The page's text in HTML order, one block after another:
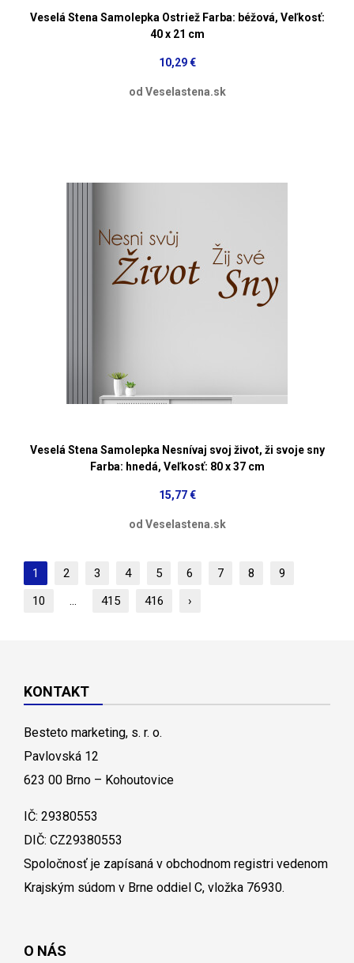
Veselá Stena Samolepka Ostriež Farba: béžová, Veľkosť:
40 x 21 cm
10,29 €
od Veselastena.sk
Veselá Stena Samolepka Nesnívaj svoj život, ži svoje sny
Farba: hnedá, Veľkosť: 80 x 37 cm
15,77 €
od Veselastena.sk
1 2 3 4 5 6 7 8
9
10
... 415 416 ›
KONTAKT
Besteto marketing, s. r. o.
Pavlovská 12
623 00 Brno – Kohoutovice
IČ: 29380553
DIČ: CZ29380553
Spoločnosť je zapísaná v obchodnom registri vedenom
Krajským súdom v Brne oddiel C, vložka 76930.
O NÁS